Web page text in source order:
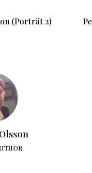
(Porträt 2)